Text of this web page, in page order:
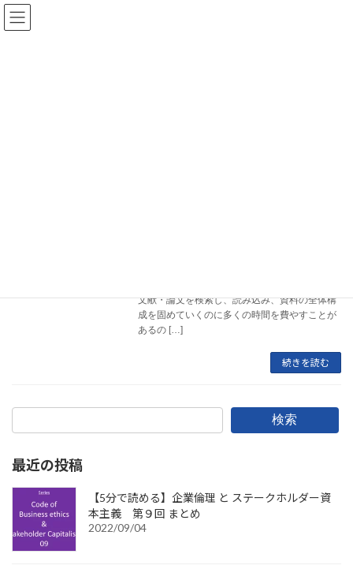
コ
ン
ナ
ビ
文献・論文を検索し、読み込み、資料の全体構
成を固めていくのに多くの時間を費やすことが
あるの […]
続きを読む
検索
最近の投稿
【5分で読める】企業倫理 と ステークホルダー資
本主義 第９回 まとめ
2022/09/04